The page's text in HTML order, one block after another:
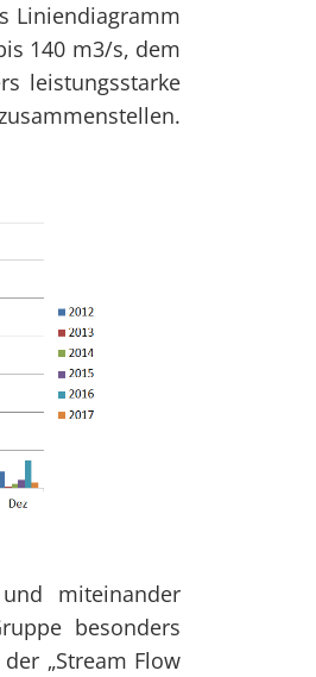
Liniendiagramm
140 m3/s, dem
leistungsstarke
miteinander
besonders
„Stream Flow